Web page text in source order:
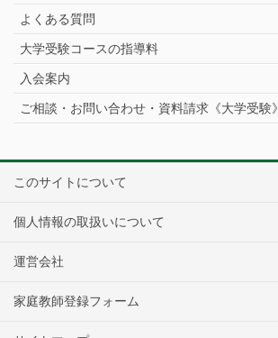
よくある質問
大学受験コースの指導料
入会案内
ご相談・お問い合わせ・資料請求《大学受験》
このサイトについて
個人情報の取扱いについて
運営会社
家庭教師登録フォーム